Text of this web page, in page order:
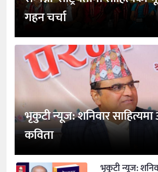
गहन चर्चा
भृकुटी न्यूज: शनिवार
कविता
भृकुटी न्यूज: